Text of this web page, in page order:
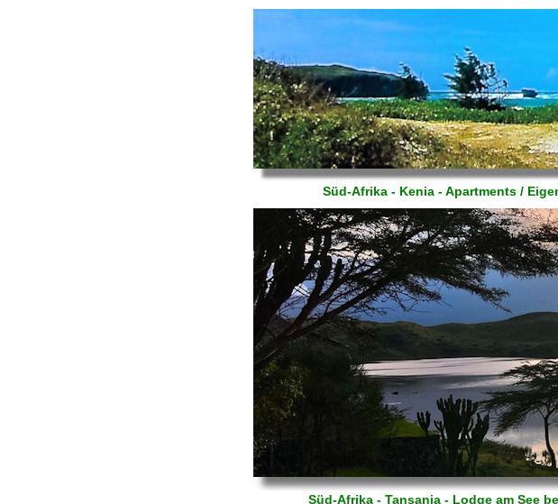
Süd-Afrika - Kenia - Apartments /
Süd-Afrika - Tansania - Lodge am See